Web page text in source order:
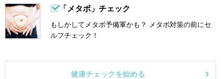
「メタボ」チェック
もしかしてメタボ予備軍かも？ メタボ対策の前にセ
ルフチェック！
健康チェックを始める